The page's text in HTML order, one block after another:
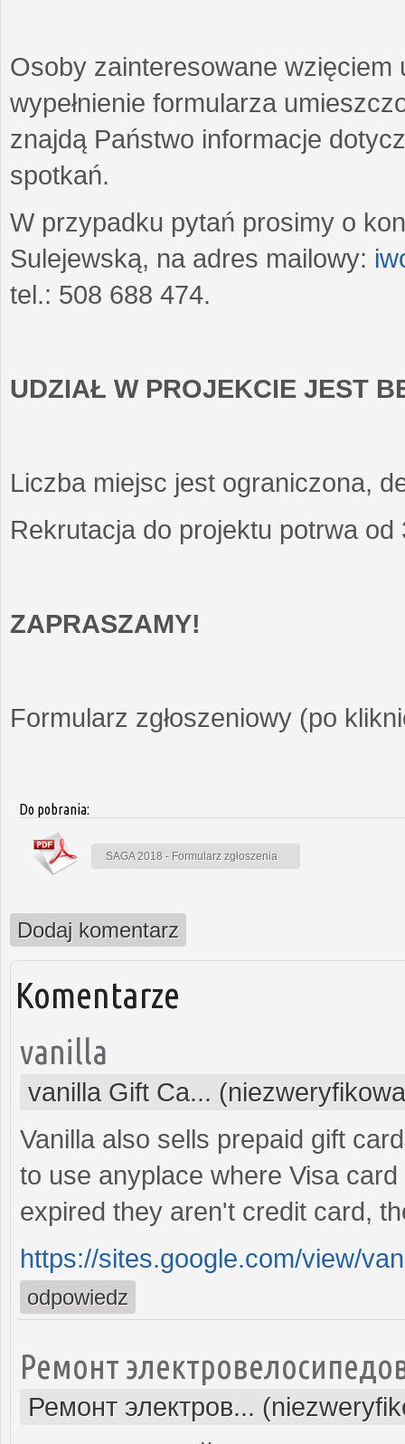
Osoby zainteresowane wzięciem
wypełnienie formularza
znajdą Państwo informacje
spotkań.
W przypadku pytań prosimy o
Sulejewską, na adres mailowy:
tel.: 508 688 474.
UDZIAŁ W PROJEKCIE JEST
Liczba miejsc jest ograniczona,
Rekrutacja do projektu potrwa
ZAPRASZAMY!
Formularz zgłoszeniowy (po
Do pobrania:
SAGA 2018 - Formularz zgłoszenia
Dodaj komentarz
Komentarze
vanilla
vanilla Gift Ca...
Vanilla also sells prepaid gift
to use anyplace where Visa
expired they aren't credit card,
https://sites.google.com/view/
odpowiedz
Ремонт
Ремонт электров...